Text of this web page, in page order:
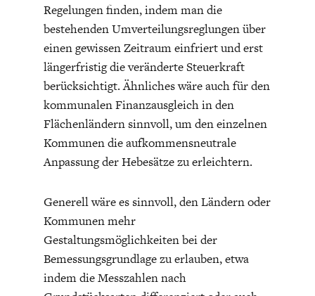
Regelungen finden, indem man die
bestehenden Umverteilungsreglungen über
einen gewissen Zeitraum einfriert und erst
längerfristig die veränderte Steuerkraft
berücksichtigt. Ähnliches wäre auch für den
kommunalen Finanzausgleich in den
Flächenländern sinnvoll, um den einzelnen
Kommunen die aufkommensneutrale
Anpassung der Hebesätze zu erleichtern.
Generell wäre es sinnvoll, den Ländern oder
Kommunen mehr
Gestaltungsmöglichkeiten bei der
Bemessungsgrundlage zu erlauben, etwa
indem die Messzahlen nach